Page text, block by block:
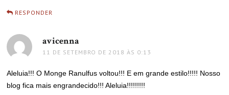
RESPONDER
avicenna
11 DE SETEMBRO DE 2018 ÀS 0:13
Aleluia!!! O Monge Ranulfus voltou!!! E em grande estilo!!!!! Nosso
blog fica mais engrandecido!!! Aleluia!!!!!!!!!